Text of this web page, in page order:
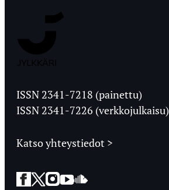
Ylioppilaslehti
ISSN 2341-7218 (painettu)
ISSN 2341-7226 (verkkojulkaisu)
Katso yhteystiedot >
Facebook
Twitter
Instagram
YouTube
SoundCloud